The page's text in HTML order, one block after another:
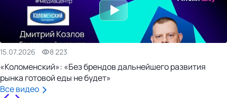
15.07.2026 8 223
«Коломенский»: «Без брендов дальнейшего развития
рынка готовой еды не будет»
Все видео